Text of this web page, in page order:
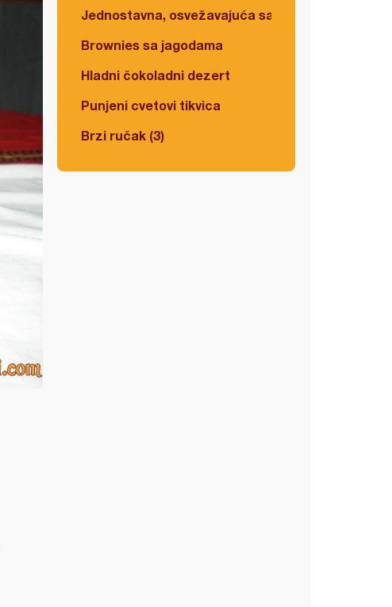
Jednostavna, osvežavajuća salata
Brownies sa jagodama
Hladni čokoladni dezert
Punjeni cvetovi tikvica
Brzi ručak (3)